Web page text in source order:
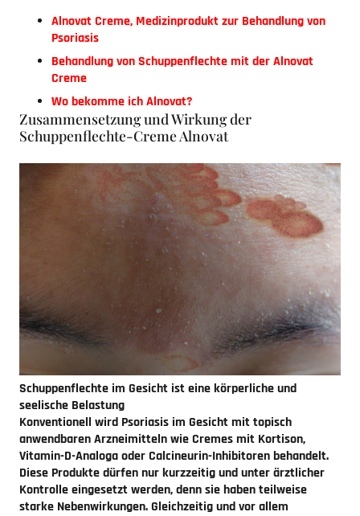
Alnovat Creme, Medizinprodukt zur Behandlung von
Psoriasis
Behandlung von Schuppenflechte mit der Alnovat
Creme
Wo bekomme ich Alnovat?
Zusammensetzung und Wirkung der
Schuppenflechte-Creme Alnovat
Schuppenflechte im Gesicht ist eine körperliche und
seelische Belastung
Konventionell wird Psoriasis im Gesichtmit topisch
anwendbaren Arzneimitteln wie Cremes mit Kortison,
Vitamin-D-Analoga oder Calcineurin-Inhibitoren behandelt.
Diese Produkte dürfen nur kurzzeitig und unter ärztlicher
Kontrolle eingesetzt werden, denn sie haben teilweise
starke Nebenwirkungen. Gleichzeitig und vor allem